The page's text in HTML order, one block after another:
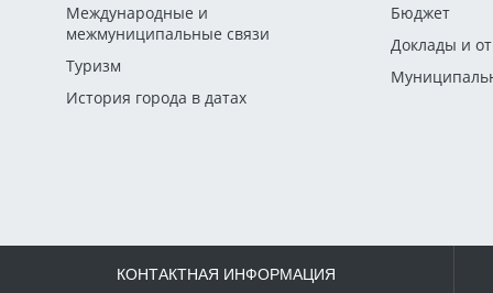
Международные и
межмуниципальные связи
Туризм
История города в датах
Бюджет
Доклады и
КОНТАКТНАЯ ИНФОРМАЦИЯ